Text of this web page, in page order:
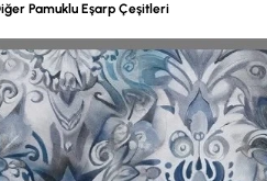
Pamuklu Eşarp Çeşitleri